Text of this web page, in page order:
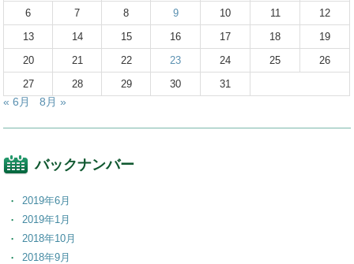
6
7 8 9 10 11
12
13
14 15 16 17 18
19
20
21 22 23 24 25
26
27
28 29 30 31
« 6月 8月 »
バックナンバー
2019年6月
2019年1月
2018年10月
2018年9月